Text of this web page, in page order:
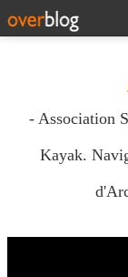
- Association
Kayak.